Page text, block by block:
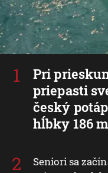
Pri
priepasti
český
hĺbky 186
Seniori sa